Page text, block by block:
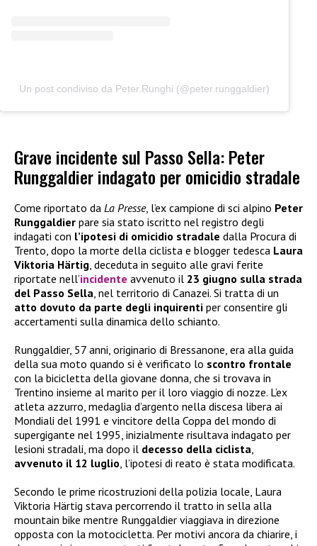
Un post condiviso da Peter.Runghi (@peter.runggaldier)
Grave incidente sul Passo Sella: Peter
Runggaldier indagato per omicidio stradale
Come riportato da La Presse, l’ex campione di sci alpino Peter
Runggaldier pare sia stato iscritto nel registro degli
indagati con l’ipotesi di omicidio stradale dalla Procura di
Trento, dopo la morte della ciclista e blogger tedesca Laura
Viktoria Härtig, deceduta in seguito alle gravi ferite
riportate nell’incidente avvenuto il 23 giugno sulla strada
del Passo Sella, nel territorio di Canazei. Si tratta di un
atto dovuto da parte degli inquirenti per consentire gli
accertamenti sulla dinamica dello schianto.
Runggaldier, 57 anni, originario di Bressanone, era alla guida
della sua moto quando si è verificato lo scontro frontale
con la bicicletta della giovane donna, che si trovava in
Trentino insieme al marito per il loro viaggio di nozze. L’ex
atleta azzurro, medaglia d’argento nella discesa libera ai
Mondiali del 1991 e vincitore della Coppa del mondo di
supergigante nel 1995, inizialmente risultava indagato per
lesioni stradali, ma dopo il decesso della ciclista,
avvenuto il 12 luglio, l’ipotesi di reato è stata modificata.
Secondo le prime ricostruzioni della polizia locale, Laura
Viktoria Härtig stava percorrendo il tratto in sella alla
mountain bike mentre Runggaldier viaggiava in direzione
opposta con la motocicletta. Per motivi ancora da chiarire, i